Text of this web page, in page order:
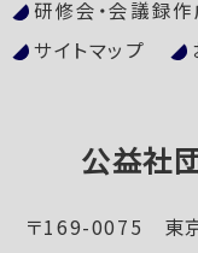
研修会・会議録
サイトマップ
公益社
〒169-0075 東